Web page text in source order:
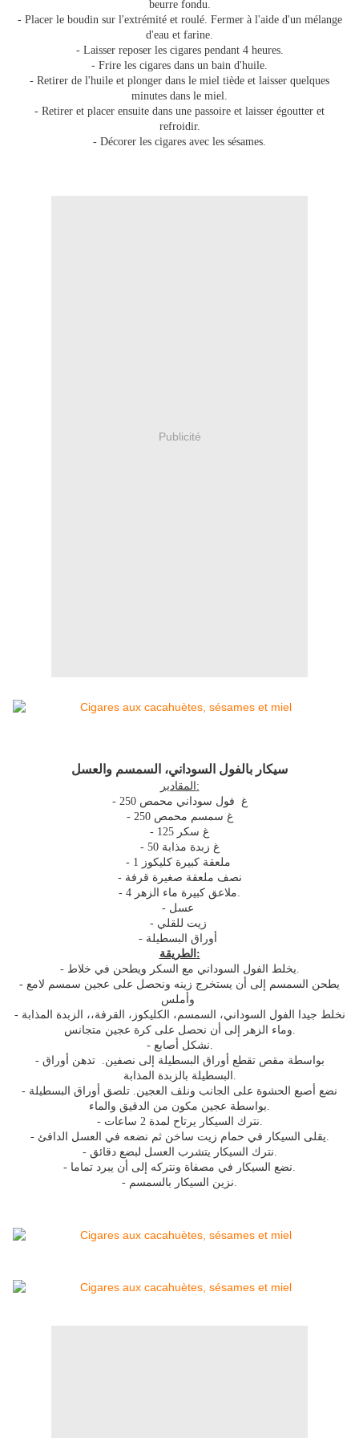
beurre fondu.
- Placer le boudin sur l'extrémité et roulé. Fermer à l'aide d'un mélange
d'eau et farine.
- Laisser reposer les cigares pendant 4 heures.
- Frire les cigares dans un bain d'huile.
- Retirer de l'huile et plonger dans le miel tiède et laisser quelques
minutes dans le miel.
- Retirer et placer ensuite dans une passoire et laisser égoutter et
refroidir.
- Décorer les cigares avec les sésames.
Publicité
سيكار بالفول السوداني، السمسم والعسل
المقادير:
- 250 غ فول سوداني محمص
- 250 غ سمسم محمص
- 125 غ سكر
- 50 غ زبدة مذابة
- نصف ملعقة صغيرة قرفة
- 4 ملاعق كبيرة ماء الزهر.
الطريقة:
- يخلط الفول السوداني مع السكر ويطحن في خلاط.
- يطحن السمسم إلى أن يستخرج زينه ونحصل على عجين سمسم لامع
- نخلط جيدا الفول السوداني، السمسم، الكليكوز، القرفة،، الزبدة المذابة
وماء الزهر إلى أن نحصل على كرة عجين متجانس.
- نشكل أصابع.
- بواسطة مقص تقطع أوراق البسطيلة إلى نصفين. تدهن أوراق
البسطيلة بالزبدة المذابة.
- نضع أصبع الحشوة على الجانب ونلف العجين. تلصق أوراق البسطيلة
بواسطة عجين مكون من الدقيق والماء.
- نترك السيكار يرتاح لمدة 2 ساعات.
- يقلى السيكار في حمام زيت ساخن ثم نضعه في العسل الدافئ.
- نترك السيكار يتشرب العسل لبضع دقائق.
- نضع السيكار في مصفاة ونتركه إلى أن يبرد تماما.
- نزين السيكار بالسمسم.